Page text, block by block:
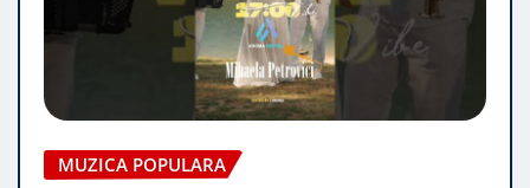
MUZICA POPULARA